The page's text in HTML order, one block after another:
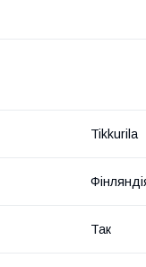
Tikkurila
Так